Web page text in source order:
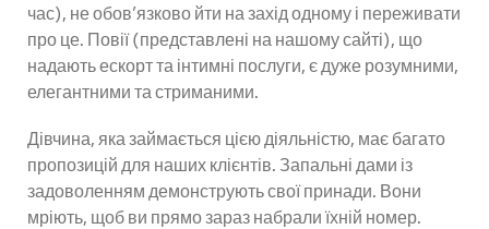
час), не обов'язково йти на захід одному і переживати
про це. Повії (представлені на нашому сайті), що
надають ескорт та інтимні послуги, є дуже розумними,
елегантними та стриманими.
Дівчина, яка займається цією діяльністю, має багато
пропозицій для наших клієнтів. Запальні дами із
задоволенням демонструють свої принади. Вони
мріють, щоб ви прямо зараз набрали їхній номер.